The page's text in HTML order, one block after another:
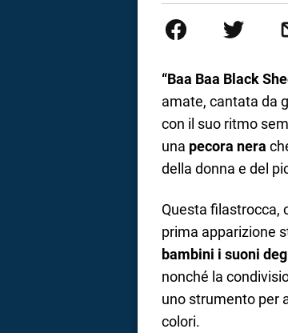
Onsite e
“Baa Baa Black
amate, cantata da
con il suo ritmo
una pecora nera
della donna e del
Questa filastrocca,
prima apparizione
bambini i suoni
nonché la
uno strumento per
colori.